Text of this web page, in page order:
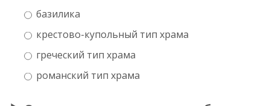
базилика
крестово-купольный тип храма
греческий тип храма
романский тип храма